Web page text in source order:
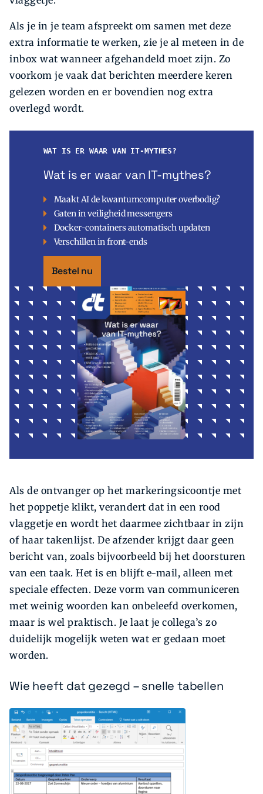
Als je in je team afspreekt om samen met deze
extra informatie te werken, zie je al meteen in de
inbox wat wanneer afgehandeld moet zijn. Zo
voorkom je vaak dat berichten meerdere keren
gelezen worden en er bovendien nog extra
overlegd wordt.
WAT IS ER WAAR VAN IT-MYTHES?
Wat is er waar van IT-mythes?
Maakt AI de kwantumcomputer overbodig?
Gaten in veiligheid messengers
Docker-containers automatisch updaten
Verschillen in front-ends
Bestel nu
Als de ontvanger op het markeringsicoontje met
het poppetje klikt, verandert dat in een rood
vlaggetje en wordt het daarmee zichtbaar in zijn
of haar takenlijst. De afzender krijgt daar geen
bericht van, zoals bijvoorbeeld bij het doorsturen
van een taak. Het is en blijft e-mail, alleen met
speciale effecten. Deze vorm van communiceren
met weinig woorden kan onbeleefd overkomen,
maar is wel praktisch. Je laat je collega’s zo
duidelijk mogelijk weten wat er gedaan moet
worden.
Wie heeft dat gezegd – snelle tabellen